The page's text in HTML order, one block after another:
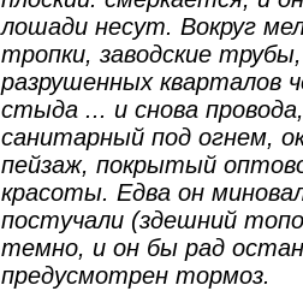
лошади несут. Вокруг
тропки, заводские
разрушенных кварталов
стыда ... и снова
санитарный под огнем,
пейзаж, покрытый
красоты. Едва он
постучали (здешний
темно, и он бы рад
предусмотрен тормоз.